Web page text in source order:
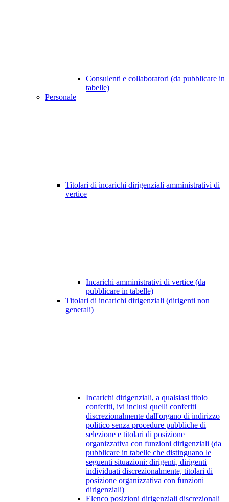
Consulenti e collaboratori (da pubblicare in
tabelle)
Personale
Titolari di incarichi dirigenziali amministrativi di
vertice
Incarichi amministrativi di vertice (da
pubblicare in tabelle)
Titolari di incarichi dirigenziali (dirigenti non
generali)
Incarichi dirigenziali, a qualsiasi titolo
conferiti, ivi inclusi quelli conferiti
discrezionalmente dall'organo di indirizzo
politico senza procedure pubbliche di
selezione e titolari di posizione
organizzativa con funzioni dirigenziali (da
pubblicare in tabelle che distinguano le
seguenti situazioni: dirigenti, dirigenti
individuati discrezionalmente, titolari di
posizione organizzativa con funzioni
dirigenziali)
Elenco posizioni dirigenziali discrezionali